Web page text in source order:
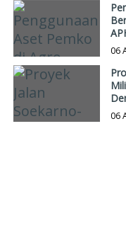
06
06